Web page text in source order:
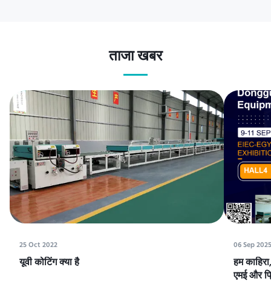
ताजा खबर
25 Oct 2022
यूवी कोटिंग क्या है
06 Sep 2025
हम
एमई और